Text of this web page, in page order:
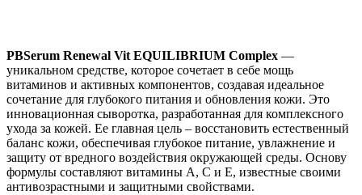
PBSerum Renewal Vit EQUILIBRIUM Complex —
уникальном средстве, которое сочетает в себе мощь
витаминов и активных компонентов, создавая идеальное
сочетание для глубокого питания и обновления кожи. Это
инновационная сыворотка, разработанная для комплексного
ухода за кожей. Ее главная цель – восстановить естественный
баланс кожи, обеспечивая глубокое питание, увлажнение и
защиту от вредного воздействия окружающей среды. Основу
формулы составляют витамины A, C и E, известные своими
антивозрастными и защитными свойствами.